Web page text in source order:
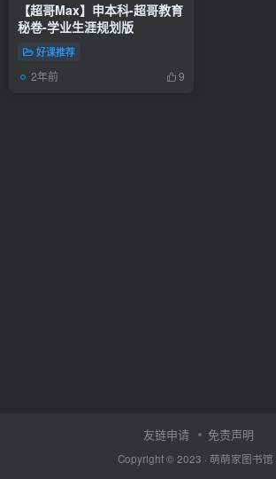
【超哥Max】申本科-超哥教育
秘卷-学业生涯规划版
好课推荐
2年前 9
友链申请 免责声明
Copyright © 2023 · 萌萌家图书馆